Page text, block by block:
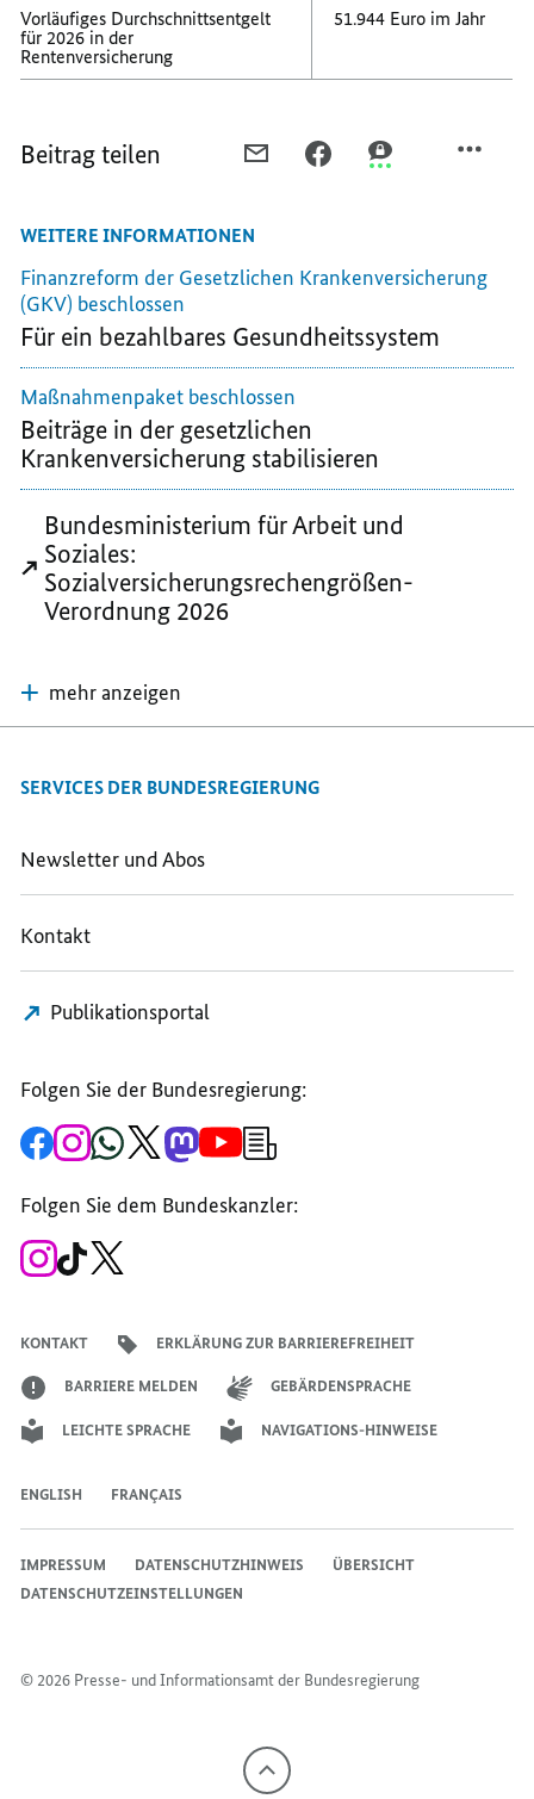
Vorläufiges Durchschnittsentgelt
für 2026 in der
Rentenversicherung
51.944 Euro im Jahr
Beitrag teilen
RECHENGRÖSSEN I
OZIALVERSICHERUNG
N D
OZIALVERSICHERUNG
N D
WEITERE INFORMATIONEN
Finanzreform der Gesetzlichen Krankenversicherung
(GKV) beschlossen
Für ein bezahlbares Gesundheitssystem
Maßnahmenpaket beschlossen
Beiträge in der gesetzlichen
Krankenversicherung stabilisieren
Bundesministerium für Arbeit und
Soziales:
Sozialversicherungsrechengrößen-
Verordnung 2026
mehr anzeigen
SERVICES DER BUNDESREGIERUNG
Newsletter und Abos
Kontakt
Publikationsportal
Folgen Sie der Bundesregierung:
Zur
Facebook-
Bundesregierung
Zum
Instagram-
der
Bundesregierung
Zum
WhatsApp-
der
Bundesregierung
Zum
X-
Regierungssprechers
Zum
Mastodon-
der
Bundesregierung
Zum
YouTube-
Bundesregierung
Anmeldung
Folgen Sie dem Bundeskanzler:
Zum
Instagram-
Zum
TikTok-
KONTAKT ERKLÄRUNG ZUR BARRIEREFREIHEIT
BARRIERE MELDEN GEBÄRDENSPRACHE
LEICHTE SPRACHE NAVIGATIONS-HINWEISE
ENGLISH FRANÇAIS
© 2026 Presse- und Informationsamt der Bundesregierung
IMPRESSUM DATENSCHUTZHINWEIS
ÜBERSICHT
DATENSCHUTZEINSTELLUNGEN
Nach
oben